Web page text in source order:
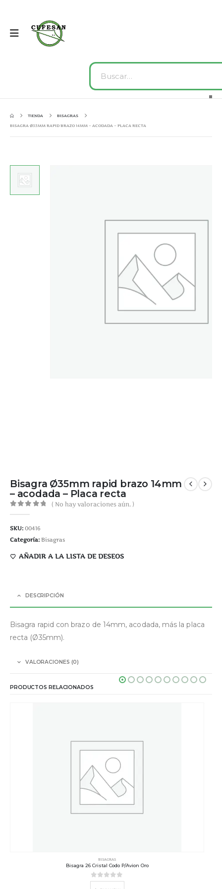
TIENDA
BISAGRAS
BISAGRA Ø35MM RAPID BRAZO 14MM – ACODADA – PLACA RECTA
Bisagra Ø35mm rapid brazo 14mm
– acodada – Placa recta
( No hay valoraciones aún. )
SKU: 00416
Categoría: Bisagras
AÑADIR A LA LISTA DE DESEOS
DESCRIPCIÓN
Bisagra rapid con brazo de 14mm, acodada, más la placa
recta (Ø35mm).
VALORACIONES (0)
PRODUCTOS RELACIONADOS
BISAGRAS
Bisagra 26 Cristal Codo P/Avion Oro
0out of 5